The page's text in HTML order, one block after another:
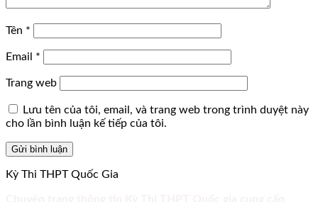
Tên *
Email *
Trang web
Lưu tên của tôi, email, và trang web trong trình duyệt này
cho lần bình luận kế tiếp của tôi.
Kỳ Thi THPT Quốc Gia